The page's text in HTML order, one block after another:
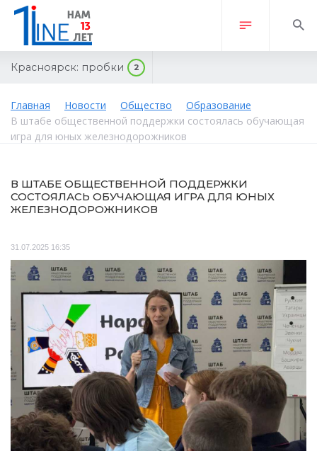
Красноярск: пробки 2
Главная Новости Общество
Образование
В штабе общественной поддержки состоялась обучающая
игра для юных железнодорожников
В ШТАБЕ ОБЩЕСТВЕННОЙ ПОДДЕРЖКИ
СОСТОЯЛАСЬ ОБУЧАЮЩАЯ ИГРА ДЛЯ ЮНЫХ
ЖЕЛЕЗНОДОРОЖНИКОВ
31.07.2025 16:35